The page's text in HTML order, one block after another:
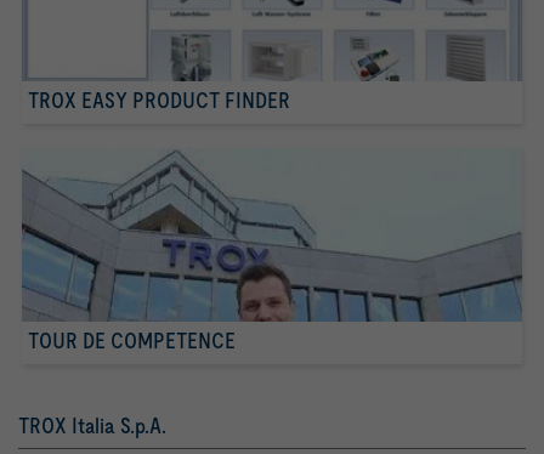
TROX EASY PRODUCT FINDER
TOUR DE COMPETENCE
TROX Italia S.p.A.